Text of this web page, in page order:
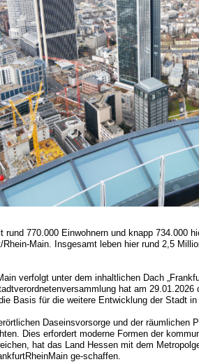
rund 770.000 Einwohnern und knapp 734.000
Rhein-Main. Insgesamt leben hier rund 2,5
verfolgt unter dem inhaltlichen Dach
hat am 29.01.2026
Basis für die weitere Entwicklung der Stadt in
Daseinsvorsorge und der
Dies erfordert moderne Formen der
hat das Land Hessen mit dem
ge-schaffen.